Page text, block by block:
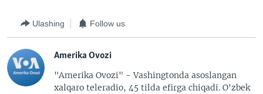
Ulashing Follow us
Amerika Ovozi
"Amerika Ovozi" - Vashingtonda asoslangan
xalqaro teleradio, 45 tilda efirga chiqadi. O'zbek